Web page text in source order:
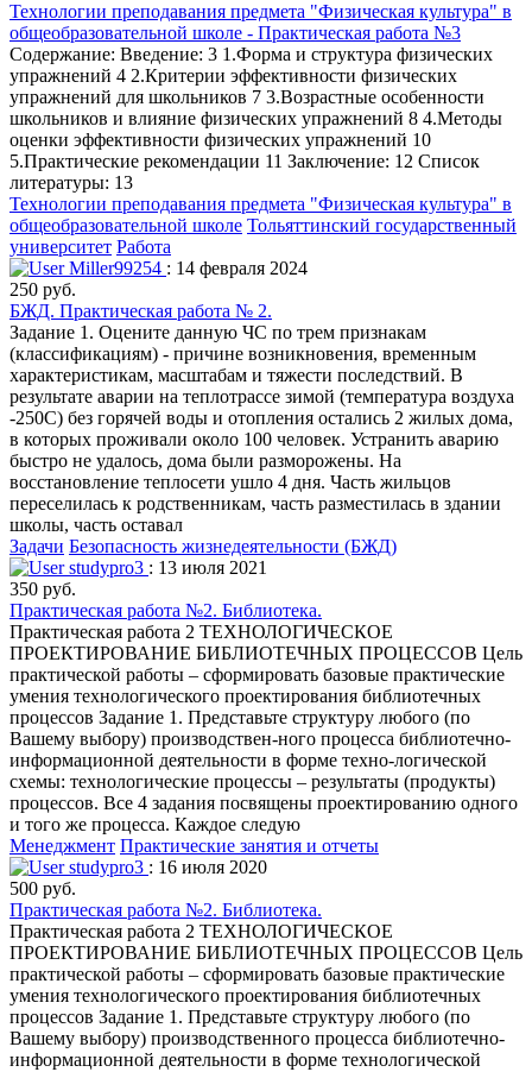
Технологии преподавания предмета "Физическая культура" в
общеобразовательной школе - Практическая работа №3
Содержание: Введение: 3 1.Форма и структура физических
упражнений 4 2.Критерии эффективности физических
упражнений для школьников 7 3.Возрастные особенности
школьников и влияние физических упражнений 8 4.Методы
оценки эффективности физических упражнений 10
5.Практические рекомендации 11 Заключение: 12 Список
литературы: 13
Технологии преподавания предмета "Физическая культура" в
общеобразовательной школе Тольяттинский государственный
университет Работа
Miller99254 : 14 февраля 2024
250 руб.
БЖД. Практическая работа № 2.
Задание 1. Оцените данную ЧС по трем признакам
(классификациям) - причине возникновения, временным
характеристикам, масштабам и тяжести последствий. В
результате аварии на теплотрассе зимой (температура воздуха
-250С) без горячей воды и отопления остались 2 жилых дома,
в которых проживали около 100 человек. Устранить аварию
быстро не удалось, дома были разморожены. На
восстановление теплосети ушло 4 дня. Часть жильцов
переселилась к родственникам, часть разместилась в здании
школы, часть оставал
Задачи Безопасность жизнедеятельности (БЖД)
studypro3 : 13 июля 2021
350 руб.
Практическая работа №2. Библиотека.
Практическая работа 2 ТЕХНОЛОГИЧЕСКОЕ
ПРОЕКТИРОВАНИЕ БИБЛИОТЕЧНЫХ ПРОЦЕССОВ Цель
практической работы – сформировать базовые практические
умения технологического проектирования библиотечных
процессов Задание 1. Представьте структуру любого (по
Вашему выбору) производствен-ного процесса библиотечно-
информационной деятельности в форме техно-логической
схемы: технологические процессы – результаты (продукты)
процессов. Все 4 задания посвящены проектированию одного
и того же процесса. Каждое следую
Менеджмент Практические занятия и отчеты
studypro3 : 16 июля 2020
500 руб.
Практическая работа №2. Библиотека.
Практическая работа 2 ТЕХНОЛОГИЧЕСКОЕ
ПРОЕКТИРОВАНИЕ БИБЛИОТЕЧНЫХ ПРОЦЕССОВ Цель
практической работы – сформировать базовые практические
умения технологического проектирования библиотечных
процессов Задание 1. Представьте структуру любого (по
Вашему выбору) производственного процесса библиотечно-
информационной деятельности в форме технологической